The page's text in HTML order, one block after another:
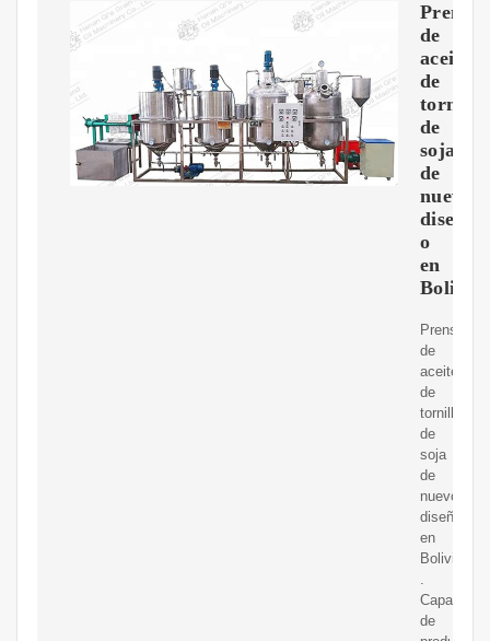
Prensa
de
aceite
de
tornillo
de
soja
de
nuevo
dise?
o
en
Bolivia
Prensa
de
aceite
de
tornillo
de
soja
de
nuevo
diseño
en
Bolivia
Capacidad
de